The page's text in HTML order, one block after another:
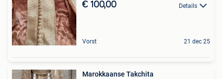
€ 100,00 Details
Vorst 21 dec 25
Marokkaanse Takchita